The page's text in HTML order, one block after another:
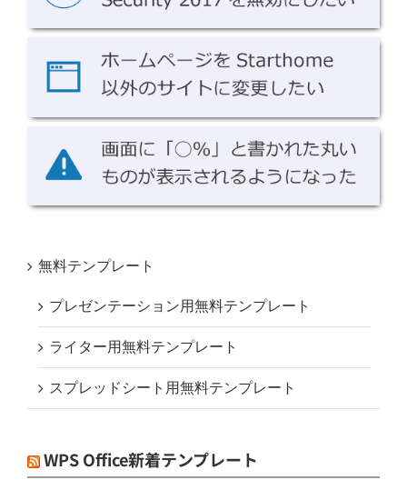
無料テンプレート
プレゼンテーション用無料テンプレート
ライター用無料テンプレート
スプレッドシート用無料テンプレート
WPS Office新着テンプレート